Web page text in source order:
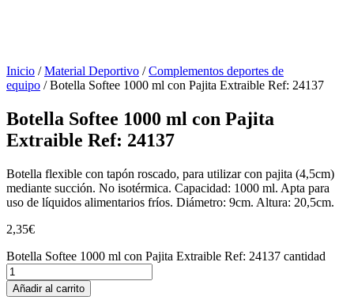
Inicio /Material Deportivo /Complementos deportes de
equipo / Botella Softee 1000 ml con Pajita Extraible Ref: 24137
Botella Softee 1000 ml con Pajita
Extraible Ref: 24137
Botella flexible con tapón roscado, para utilizar con pajita (4,5cm)
mediante succión. No isotérmica. Capacidad: 1000 ml. Apta para
uso de líquidos alimentarios fríos. Diámetro: 9cm. Altura: 20,5cm.
2,35€
Botella Softee 1000 ml con Pajita Extraible Ref: 24137 cantidad
Añadir al carrito